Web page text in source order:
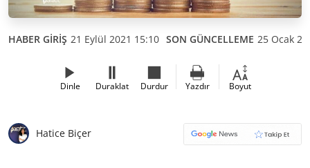
HABER GİRİŞ 21 Eylül 2021 15:10 SON GÜNCELLEME 25 Ocak
Dinle Duraklat Durdur Yazdır Boyut
Hatice Biçer